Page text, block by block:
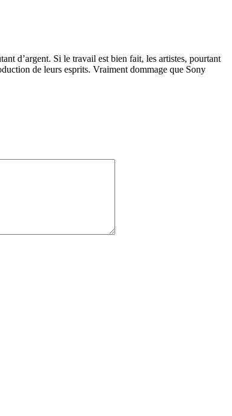
d’argent. Si le travail est bien fait, les artistes, pourtant
de leurs esprits. Vraiment dommage que Sony